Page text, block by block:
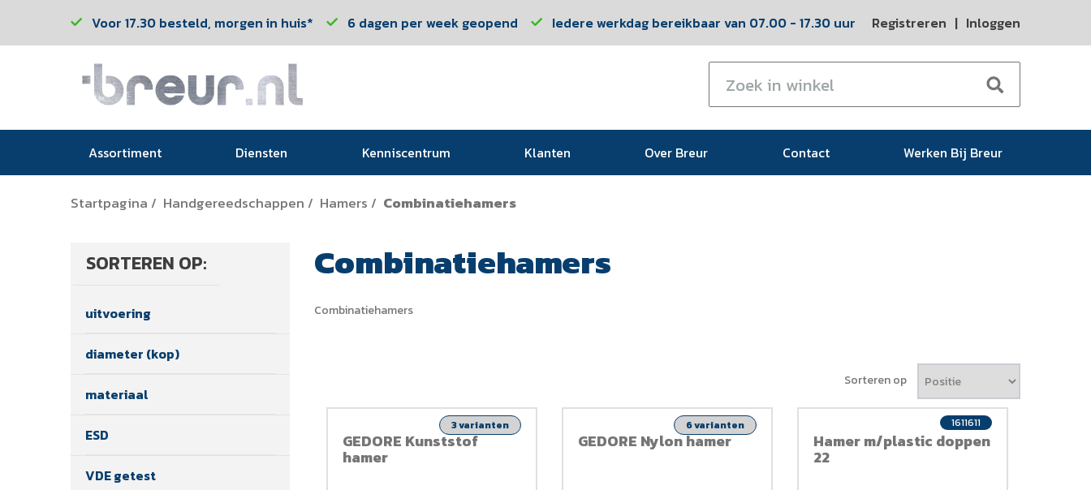
Voor 17.30 besteld, morgen in huis* 6 dagen per week geopend Iedere werkdag bereikbaar van 07.00 - 17.30 uur Registreren | Inloggen
Assortiment Diensten Kenniscentrum Klanten Over Breur Contact Werken Bij Breur
Startpagina / Handgereedschappen / Hamers / Combinatiehamers
SORTEREN OP:
uitvoering
diameter (kop)
materiaal
ESD
VDE getest
Combinatiehamers
Combinatiehamers
Sorteren op
GEDORE Kunststof
hamer
3 varianten
GEDORE Nylon hamer
6 varianten
Hamer m/plastic doppen
22
1611611